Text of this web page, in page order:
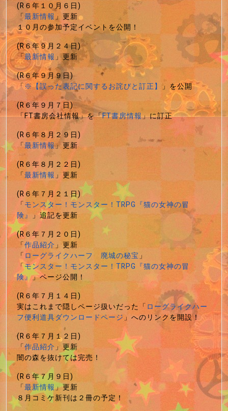
(R６年１０月６日)
「最新情報」更新
１０月の参加予定イベントを公開！
(R６年９月２４日)
「最新情報」更新
(R６年９月９日)
「※【誤った表記に関するお詫びと訂正】 」を公開
(R６年９月７日)
「FT書房会社情報」を「FT書房情報」に訂正
(R６年８月２９日)
「最新情報」更新
(R６年８月２２日)
「最新情報」更新
(R６年７月２１日)
「モンスター！モンスター！TRPG『猫の女神の冒
険』 」追記を更新
(R６年７月２０日)
「作品紹介」更新
「ローグライクハーフ 廃城の秘宝」
「モンスター！モンスター！TRPG『猫の女神の冒
険』」ページ公開！
(R６年７月１４日)
実はこれまで隠しページ扱いだった「ローグライクハー
フ便利道具ダウンロードページ」へのリンクを開設！
(R６年７月１２日)
「作品紹介」更新
闇の森を抜けては完売！
(R６年７月９日)
「最新情報」更新
８月コミケ新刊は２冊の予定！